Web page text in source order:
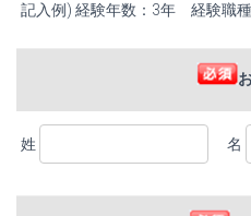
記入例) 経験年数：3年 経験職
姓 名